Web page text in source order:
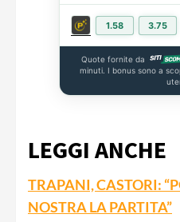
1.58 3.75
Quote fornite da
minuti. I bonus sono a
LEGGI ANCHE
TRAPANI, CASTORI:
NOSTRA LA PARTITA”